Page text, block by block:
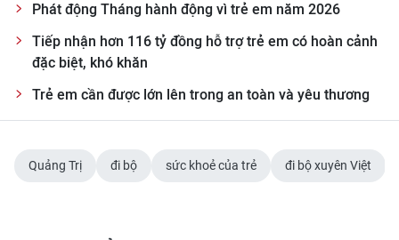
ESPAÑOL
한국어
Phát động Tháng hành động vì trẻ em năm 2026
Tiếp nhận hơn 116 tỷ đồng hỗ trợ trẻ em có hoàn cảnh
đặc biệt, khó khăn
Trẻ em cần được lớn lên trong an toàn và yêu thương
Quảng Trị đi bộ sức khoẻ của trẻ đi bộ xuyên Việt